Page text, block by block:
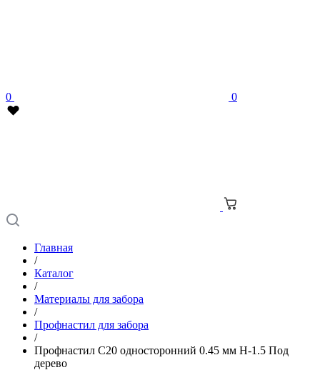
0 0
Главная
/
Каталог
/
Материалы для забора
/
Профнастил для забора
/
Профнастил С20 односторонний 0.45 мм H-1.5 Под
дерево